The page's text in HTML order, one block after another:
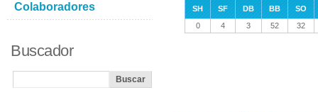
SH SF DB BB
SO
0
4 3 52 32
Colaboradores
Buscador